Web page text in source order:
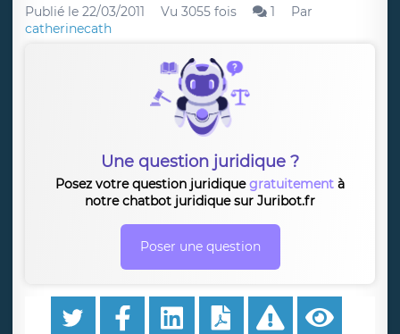
Publié le 22/03/2011 Vu 3055 fois 1
Par
catherinecath
Une question juridique ?
Posez votre question juridiquegratuitement à
notre chatbot juridique sur Juribot.fr
Poser une question